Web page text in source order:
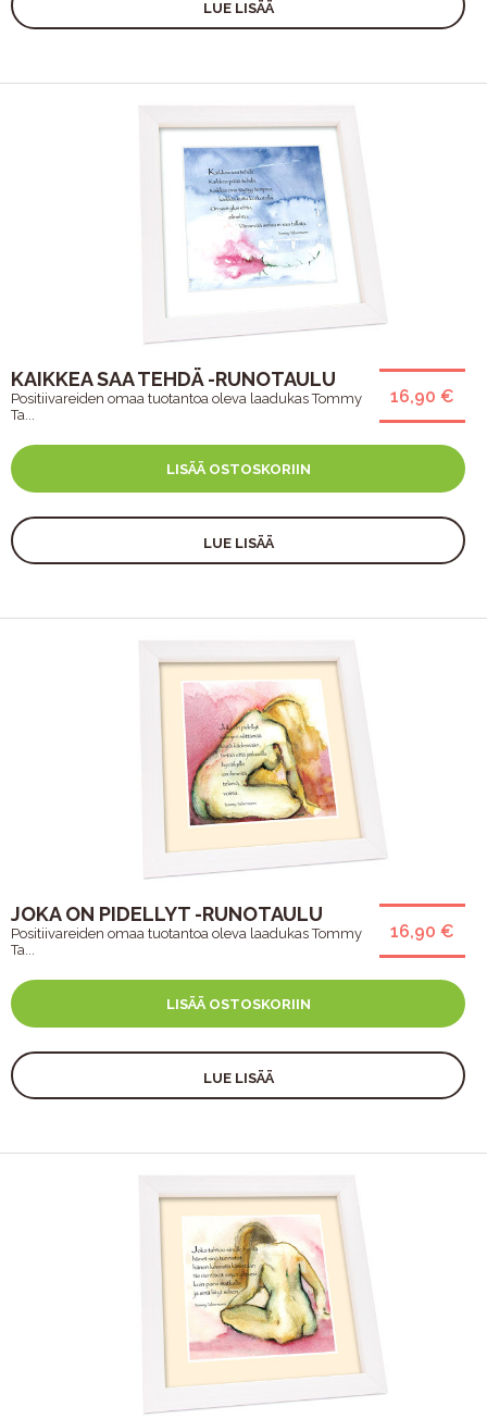
LUE LISÄÄ
16,90 €
KAIKKEA SAA TEHDÄ -RUNOTAULU
Positiivareiden omaa tuotantoa oleva laadukas Tommy
Ta...
LISÄÄ OSTOSKORIIN
LUE LISÄÄ
16,90 €
JOKA ON PIDELLYT -RUNOTAULU
Positiivareiden omaa tuotantoa oleva laadukas Tommy
Ta...
LISÄÄ OSTOSKORIIN
LUE LISÄÄ